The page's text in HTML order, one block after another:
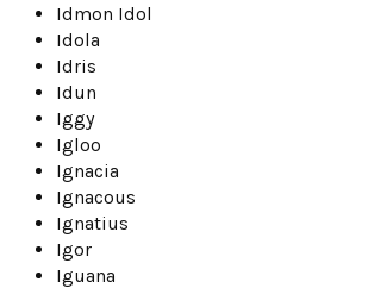
Idmon Idol
Idola
Idris
Idun
Iggy
Igloo
Ignacia
Ignacous
Ignatius
Igor
Iguana